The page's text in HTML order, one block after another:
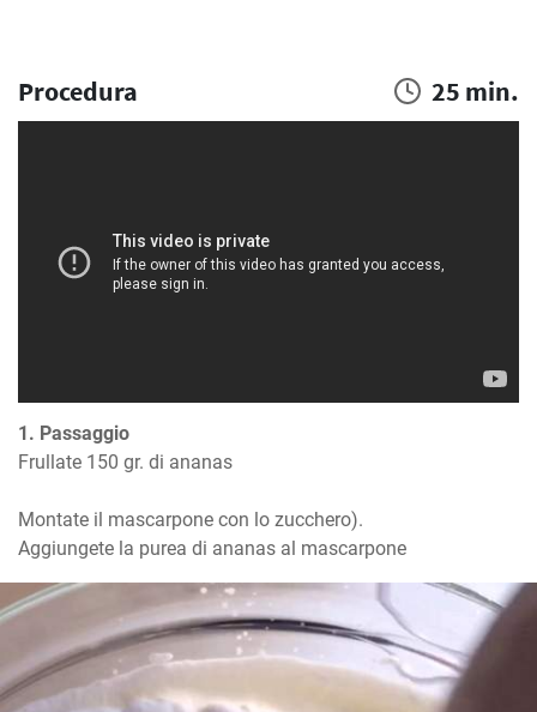
Procedura 25 min.
1. Passaggio
Frullate 150 gr. di ananas
Montate il mascarpone con lo zucchero).
Aggiungete la purea di ananas al mascarpone